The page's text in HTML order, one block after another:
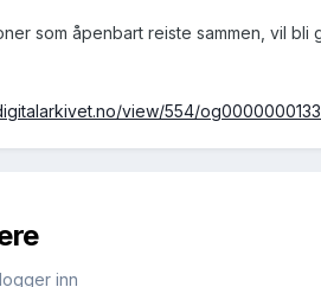
som åpenbart reiste sammen, vil
view/554/
inn